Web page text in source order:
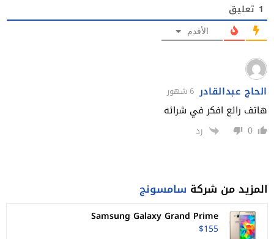
1 تعليق
الأقدم
الحاج عبدالقادر 6 شهور
هاتف رائع افكر في شرائه
0 رد
المزيد من شركة سامسونج
Samsung Galaxy Grand Prime
$155